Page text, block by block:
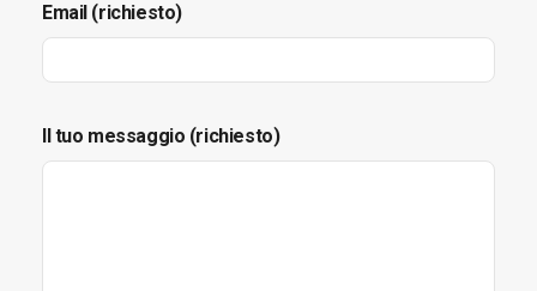
Email (richiesto)
Il tuo messaggio (richiesto)